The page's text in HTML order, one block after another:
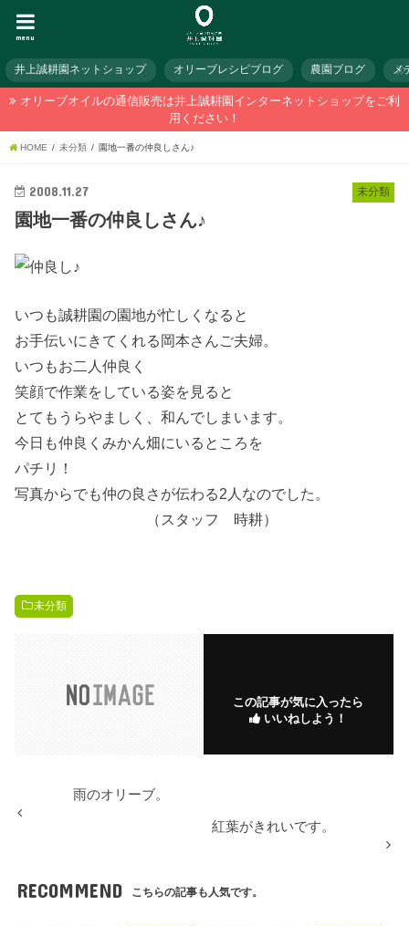
menu
井上誠耕園ネットショップ オリーブレシピブログ 農園ブログ メ
オリーブオイルの通信販売は井上誠耕園インターネットショップをご利
用ください！
HOME 未分類 園地一番の仲良しさん♪
未分類
2008.11.27
園地一番の仲良しさん♪
いつも誠耕園の園地が忙しくなると
お手伝いにきてくれる岡本さんご夫婦。
いつもお二人仲良く
笑顔で作業をしている姿を見ると
とてもうらやましく、和んでしまいます。
今日も仲良くみかん畑にいるところを
パチリ！
写真からでも仲の良さが伝わる2人なのでした。
（スタッフ 時耕）
未分類
この記事が気に入ったら
いいねしよう！
雨のオリーブ。
紅葉がきれいです。
RECOMMEND こちらの記事も人気です。